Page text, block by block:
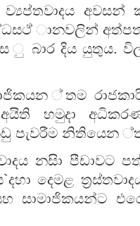
ානවලින්
බාර දිය යුතුය.
්තම
හමුදා
පැවරීම නිතියෙන
නසිා පීඩාවට
දෙමළ
සාමාජිකයන්ට